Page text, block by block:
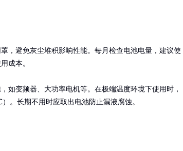
，避免灰尘堆积影响性能。每月检查电池电量，建议使
成本。
如变频器、大功率电机等。在极端温度环境下使用时，
。长期不用时应取出电池防止漏液腐蚀。